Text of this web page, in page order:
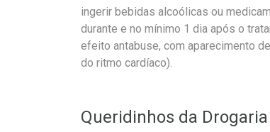
ingerir bebidas alcoólicas ou
durante e no mínimo 1 dia após o
efeito antabuse, com aparecimento
do ritmo cardíaco).
Queridinhos da Drogaria